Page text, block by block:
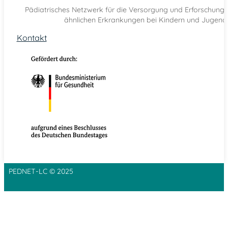
Pädiatrisches Netzwerk für die Versorgung und Erforschung
ähnlichen Erkrankungen bei Kindern und
Kontakt
PEDNET-LC © 2025